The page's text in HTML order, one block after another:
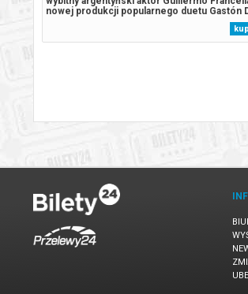
nowej produkcji popularnego duetu Gastón
i Mariano Cohn. Ich film podzielony jest na
szesnaście historii, a każdy z nich, w
tonie, odnosi się do dylematów...